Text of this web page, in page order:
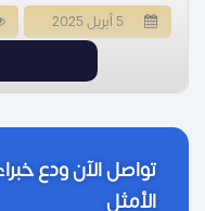
5 أبريل 2025
تواصل الآن ودع
الأمثل